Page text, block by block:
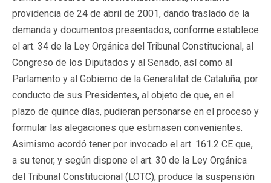
providencia de 24 de abril de 2001, dando traslado de la
demanda y documentos presentados, conforme establece
el art. 34 de la Ley Orgánica del Tribunal Constitucional, al
Congreso de los Diputados y al Senado, así como al
Parlamento y al Gobierno de la Generalitat de Cataluña, por
conducto de sus Presidentes, al objeto de que, en el
plazo de quince días, pudieran personarse en el proceso y
formular las alegaciones que estimasen convenientes.
Asimismo acordó tener por invocado el art. 161.2 CE que,
a su tenor, y según dispone el art. 30 de la Ley Orgánica
del Tribunal Constitucional (LOTC), produce la suspensión